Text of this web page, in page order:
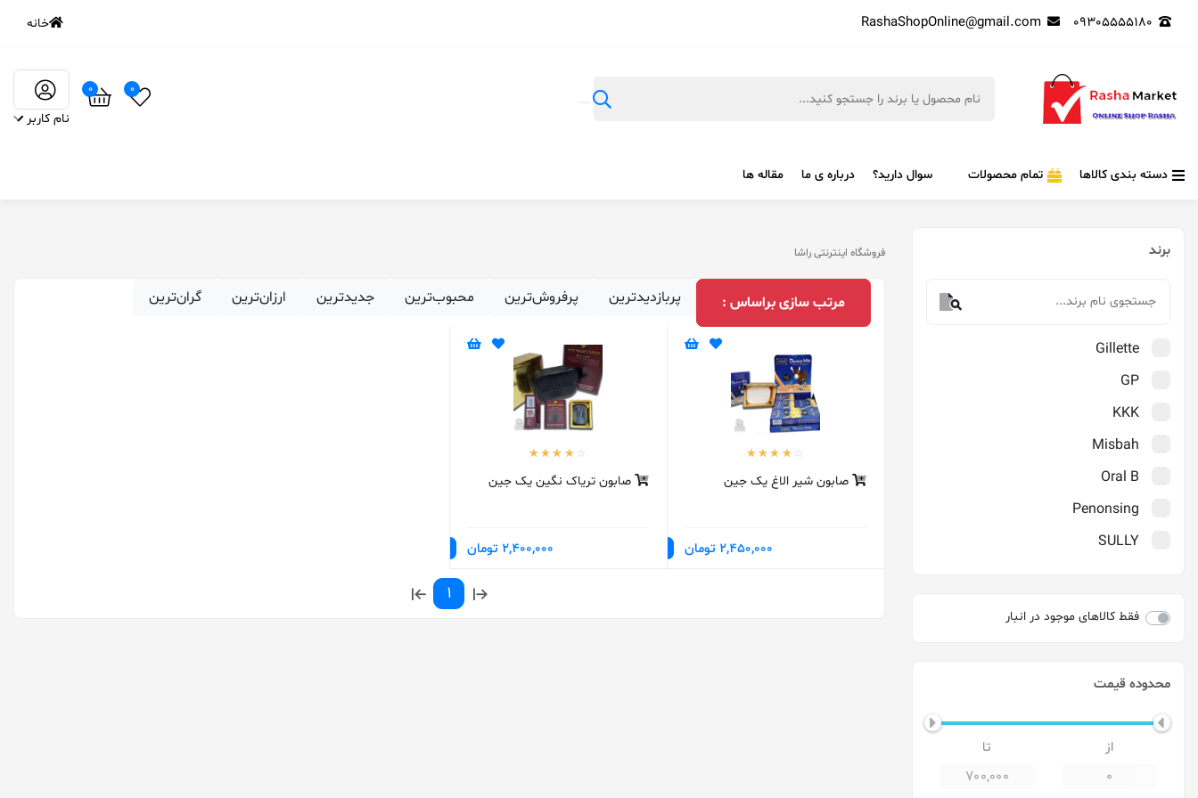
09305555180
RashaShopOnline@gmail.com خانه
0
0
نام کاربر
دسته بندی کالاها تمام محصولات سوال دارید؟ درباره ی ما مقاله ها
برند
Gillette
GP
KKK
Misbah
Oral B
Penonsing
SULLY
فقط کالاهای موجود در انبار
محدوده قیمت
فروشگاه اینترنتی راشا
مرتب‌ سازی براساس : پربازدیدترین پرفروش‌ترین محبوب‌ترین ‌جدیدترین ارزان‌ترین گران‌ترین
صابون شیر الاغ یک جین
2,450,000 تومان
صابون تریاک نگین یک جین
2,400,000 تومان
1